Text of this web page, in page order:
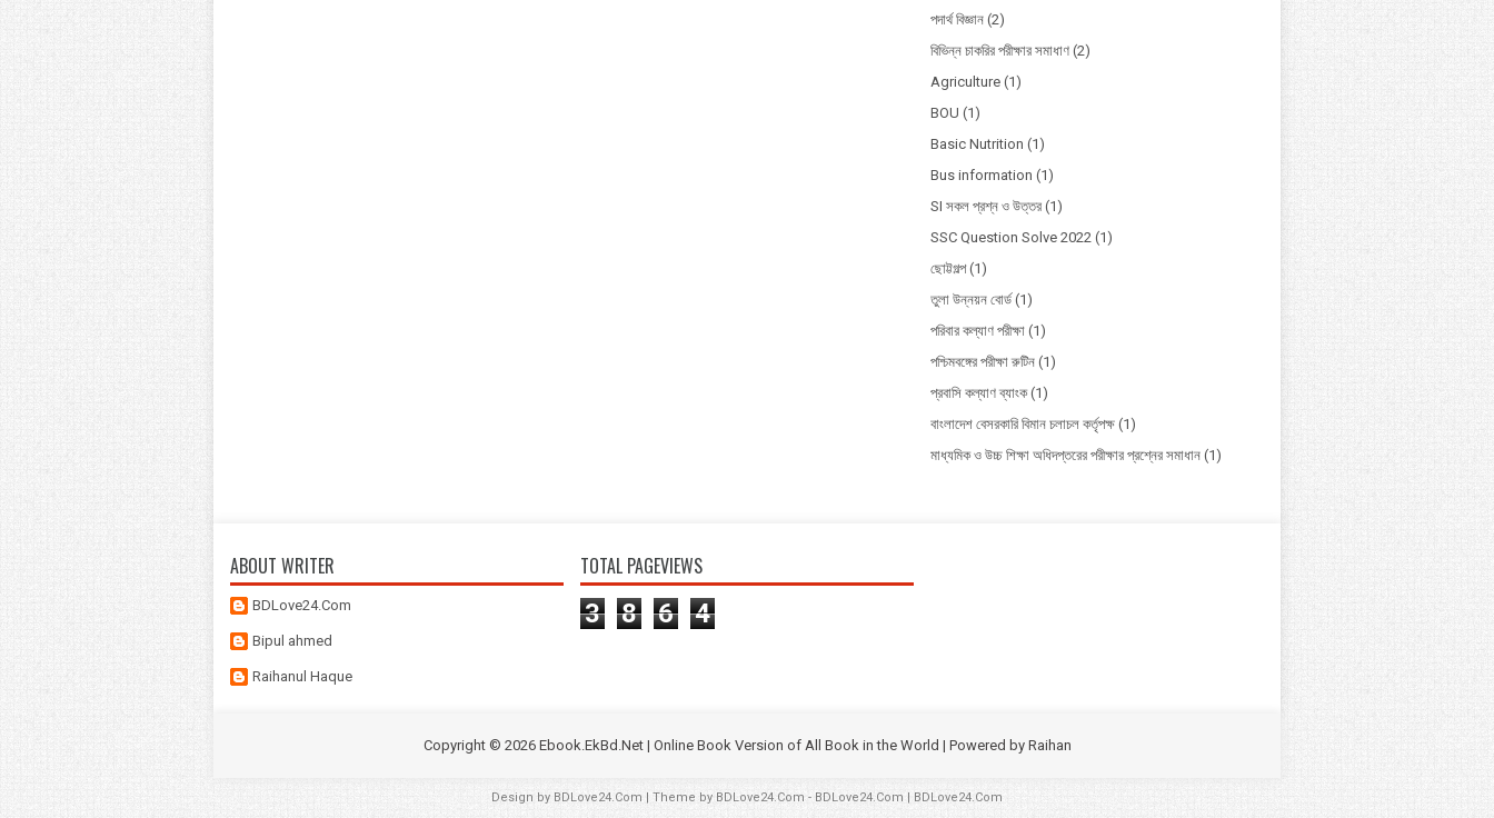
পদার্থ বিজ্ঞান (2)
বিভিন্ন চাকরির পরীক্ষার সমাধাণ (2)
Agriculture (1)
BOU (1)
Basic Nutrition (1)
Bus information (1)
SI সকল প্রশ্ন ও উত্তর (1)
SSC Question Solve 2022 (1)
ছোট্টগল্প (1)
তুলা উন্নয়ন বোর্ড (1)
পরিবার কল্যাণ পরীক্ষা (1)
পশ্চিমবঙ্গের পরীক্ষা রুটিন (1)
প্রবাসি কল্যাণ ব্যাংক (1)
বাংলাদেশ বেসরকারি বিমান চলাচল কর্তৃপক্ষ (1)
মাধ্যমিক ও উচ্চ শিক্ষা অধিদপ্তরের পরীক্ষার প্রশ্নের সমাধান (1)
ABOUT WRITER
BDLove24.Com
Bipul ahmed
Raihanul Haque
TOTAL PAGEVIEWS
3 8 6 4
Copyright © 2026 Ebook.EkBd.Net | Online Book Version of All Book in the World | Powered by Raihan
Design by BDLove24.Com | Theme by BDLove24.Com - BDLove24.Com | BDLove24.Com